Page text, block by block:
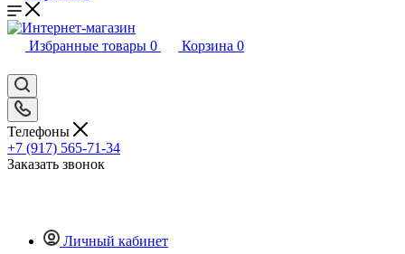
Избранные товары 0 Корзина 0
Телефоны
+7 (917) 565-71-34
Заказать звонок
Личный кабинет